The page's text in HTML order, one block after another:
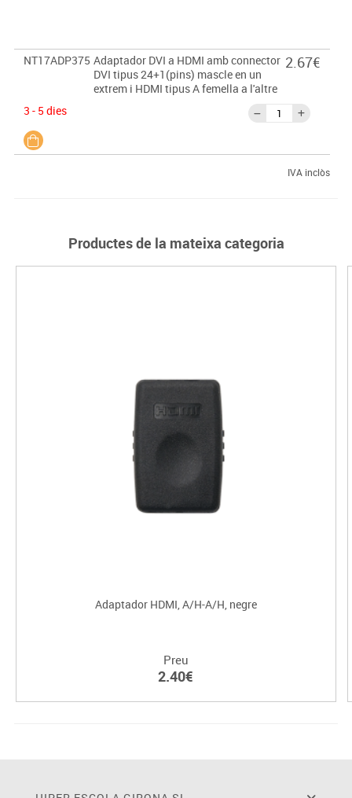
NT17ADP375 Adaptador DVI a HDMI amb connector
DVI tipus 24+1(pins) mascle en un
extrem i HDMI tipus A femella a l'altre
3 - 5 dies
2.67€
IVA inclòs
Productes de la mateixa categoria
Adaptador HDMI, A/H-A/H, negre
Preu
2.40€